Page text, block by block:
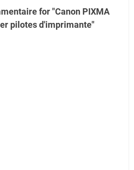
for "Canon PIXMA
pilotes d'imprimante"